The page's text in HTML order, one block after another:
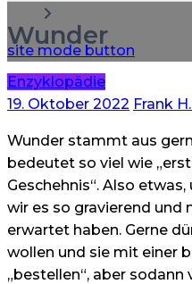
site mode button
Wunder
Enzyklopädie
19. Oktober 2022 Frank
Wunder stammt aus
bedeutet so viel wie
Geschehnis“. Also
wir es so gravierend
erwartet haben. Gerne
wollen und sie mit einer
„bestellen“, aber